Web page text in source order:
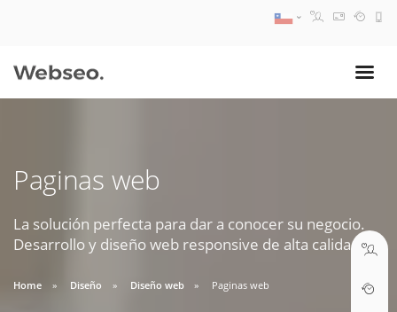
Paginas web
La solución perfecta para dar a conocer su negocio.
Desarrollo y diseño web responsive de alta calidad.
Home Diseño Diseño web Paginas web
09:30 AM A 18:30 PM
soporte@webseo.cl